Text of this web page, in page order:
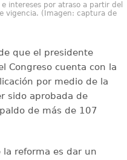
intereses por atraso a partir del
vigencia. (Imagen: captura de
que el presidente
Congreso cuenta con la
por medio de la
sido aprobada de
de más de 107
reforma es dar un